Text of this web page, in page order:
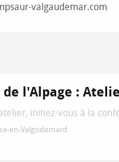
valgaudemar.com
de l'Alpage :
initiez-vous à la
en-Valgodemard